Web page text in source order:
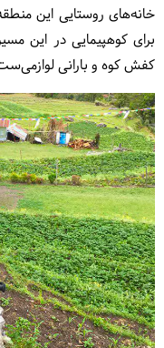
خانه‌های روستایی این
برای کوهپیمایی در این
کفش کوه و بارانی لوازمی‌ست